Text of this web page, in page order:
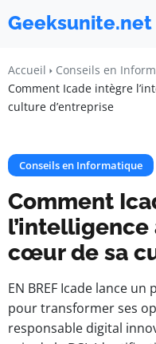
Geeksunite.net
Accueil
Conseils en
Comment Icade intègre
culture d’entreprise
Conseils en Informatique
Comment
cœur de sa
EN BREF Icade lance
pour transformer ses
responsable digital